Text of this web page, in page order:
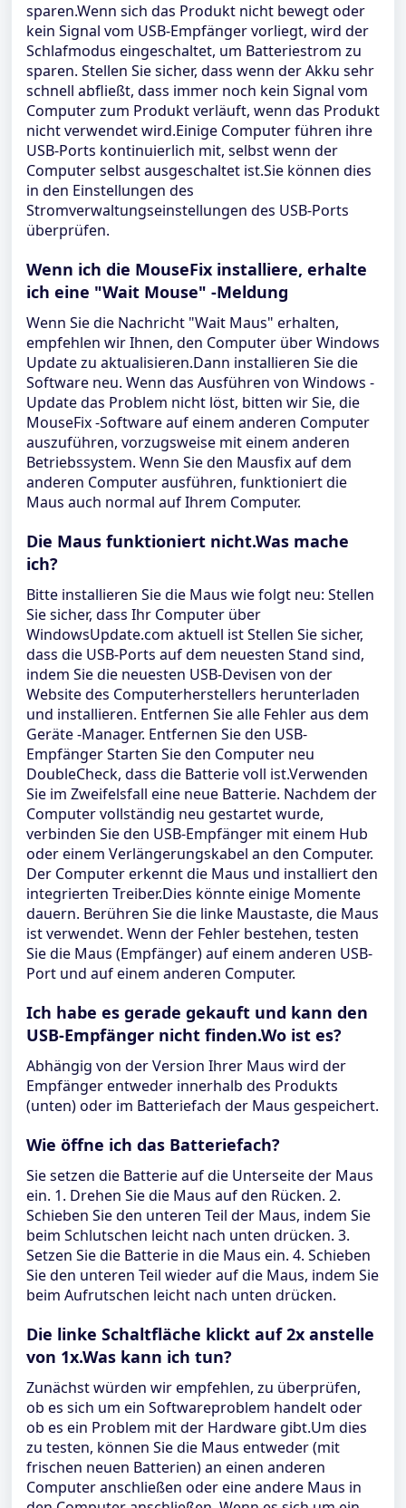
sparen.Wenn sich das Produkt nicht bewegt oder
kein Signal vom USB-Empfänger vorliegt, wird der
Schlafmodus eingeschaltet, um Batteriestrom zu
sparen. Stellen Sie sicher, dass wenn der Akku sehr
schnell abfließt, dass immer noch kein Signal vom
Computer zum Produkt verläuft, wenn das Produkt
nicht verwendet wird.Einige Computer führen ihre
USB-Ports kontinuierlich mit, selbst wenn der
Computer selbst ausgeschaltet ist.Sie können dies
in den Einstellungen des
Stromverwaltungseinstellungen des USB-Ports
überprüfen.
Wenn ich die MouseFix installiere, erhalte
ich eine "Wait Mouse" -Meldung
Wenn Sie die Nachricht "Wait Maus" erhalten,
empfehlen wir Ihnen, den Computer über Windows
Update zu aktualisieren.Dann installieren Sie die
Software neu. Wenn das Ausführen von Windows -
Update das Problem nicht löst, bitten wir Sie, die
MouseFix -Software auf einem anderen Computer
auszuführen, vorzugsweise mit einem anderen
Betriebssystem. Wenn Sie den Mausfix auf dem
anderen Computer ausführen, funktioniert die
Maus auch normal auf Ihrem Computer.
Die Maus funktioniert nicht.Was mache
ich?
Bitte installieren Sie die Maus wie folgt neu: Stellen
Sie sicher, dass Ihr Computer über
WindowsUpdate.com aktuell ist Stellen Sie sicher,
dass die USB-Ports auf dem neuesten Stand sind,
indem Sie die neuesten USB-Devisen von der
Website des Computerherstellers herunterladen
und installieren. Entfernen Sie alle Fehler aus dem
Geräte -Manager. Entfernen Sie den USB-
Empfänger Starten Sie den Computer neu
DoubleCheck, dass die Batterie voll ist.Verwenden
Sie im Zweifelsfall eine neue Batterie. Nachdem der
Computer vollständig neu gestartet wurde,
verbinden Sie den USB-Empfänger mit einem Hub
oder einem Verlängerungskabel an den Computer.
Der Computer erkennt die Maus und installiert den
integrierten Treiber.Dies könnte einige Momente
dauern. Berühren Sie die linke Maustaste, die Maus
ist verwendet. Wenn der Fehler bestehen, testen
Sie die Maus (Empfänger) auf einem anderen USB-
Port und auf einem anderen Computer.
Ich habe es gerade gekauft und kann den
USB-Empfänger nicht finden.Wo ist es?
Abhängig von der Version Ihrer Maus wird der
Empfänger entweder innerhalb des Produkts
(unten) oder im Batteriefach der Maus gespeichert.
Wie öffne ich das Batteriefach?
Sie setzen die Batterie auf die Unterseite der Maus
ein. 1. Drehen Sie die Maus auf den Rücken. 2.
Schieben Sie den unteren Teil der Maus, indem Sie
beim Schlutschen leicht nach unten drücken. 3.
Setzen Sie die Batterie in die Maus ein. 4. Schieben
Sie den unteren Teil wieder auf die Maus, indem Sie
beim Aufrutschen leicht nach unten drücken.
Die linke Schaltfläche klickt auf 2x anstelle
von 1x.Was kann ich tun?
Zunächst würden wir empfehlen, zu überprüfen,
ob es sich um ein Softwareproblem handelt oder
ob es ein Problem mit der Hardware gibt.Um dies
zu testen, können Sie die Maus entweder (mit
frischen neuen Batterien) an einen anderen
Computer anschließen oder eine andere Maus in